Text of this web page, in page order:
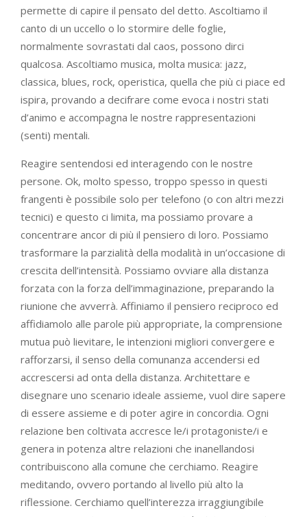
permette di capire il pensato del detto. Ascoltiamo il
canto di un uccello o lo stormire delle foglie,
normalmente sovrastati dal caos, possono dirci
qualcosa. Ascoltiamo musica, molta musica: jazz,
classica, blues, rock, operistica, quella che più ci piace ed
ispira, provando a decifrare come evoca i nostri stati
d’animo e accompagna le nostre rappresentazioni
(senti) mentali.
Reagire sentendosi ed interagendo con le nostre
persone. Ok, molto spesso, troppo spesso in questi
frangenti è possibile solo per telefono (o con altri mezzi
tecnici) e questo ci limita, ma possiamo provare a
concentrare ancor di più il pensiero di loro. Possiamo
trasformare la parzialità della modalità in un’occasione di
crescita dell’intensità. Possiamo ovviare alla distanza
forzata con la forza dell’immaginazione, preparando la
riunione che avverrà. Affiniamo il pensiero reciproco ed
affidiamolo alle parole più appropriate, la comprensione
mutua può lievitare, le intenzioni migliori convergere e
rafforzarsi, il senso della comunanza accendersi ed
accrescersi ad onta della distanza. Architettare e
disegnare uno scenario ideale assieme, vuol dire sapere
di essere assieme e di poter agire in concordia. Ogni
relazione ben coltivata accresce le/i protagoniste/i e
genera in potenza altre relazioni che inanellandosi
contribuiscono alla comune che cerchiamo. Reagire
meditando, ovvero portando al livello più alto la
riflessione. Cerchiamo quell’interezza irraggiungibile